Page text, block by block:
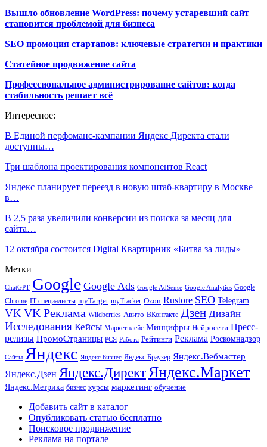
Вышло обновление WordPress: почему устаревший сайт
становится проблемой для бизнеса
SEO промоция стартапов: ключевые стратегии и практики
Статейное продвижение сайта
Профессиональное администрирование сайтов: когда
стабильность решает всё
Интересное:
В Единой перфоманс-кампании Яндекс Директа стали
доступны…
Три шаблона проектирования компонентов React
Яндекс планирует переезд в новую штаб-квартиру в Москве
в…
В 2,5 раза увеличили конверсии из поиска за месяц для
сайта…
12 октября состоится Digital Квартирник «Битва за лиды»
Метки
ChatGPT Google Google Ads Google AdSense Google Analytics Google
Chrome IT-специалисты myTarget myTracker Ozon Rustore SEO Telegram
VK VK Реклама Wildberries Авито ВКонтакте Дзен Дизайн
Исследования Кейсы Маркетплейс Минцифры Нейросети Пресс-
релизы ПромоСтраницы РСЯ Работа Рейтинги Реклама Роскомнадзор
Сайты Яндекс Яндекс.Бизнес Яндекс.Браузер Яндекс.Вебмастер
Яндекс.Дзен Яндекс.ДиректЯндекс.Маркет
Яндекс.Метрика бизнес курсы маркетинг обучение
Добавить сайт в каталог
Опубликовать статью бесплатно
Поисковое продвижение
Реклама на портале